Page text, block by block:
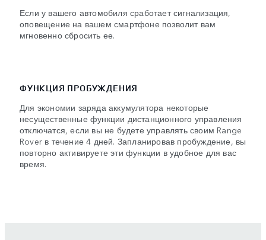
Если у вашего автомобиля сработает сигнализация,
оповещение на вашем смартфоне позволит вам
мгновенно сбросить ее.
ФУНКЦИЯ ПРОБУЖДЕНИЯ
Для экономии заряда аккумулятора некоторые
несущественные функции дистанционного управления
отключатся, если вы не будете управлять своим Range
Rover в течение 4 дней. Запланировав пробуждение, вы
повторно активируете эти функции в удобное для вас
время.